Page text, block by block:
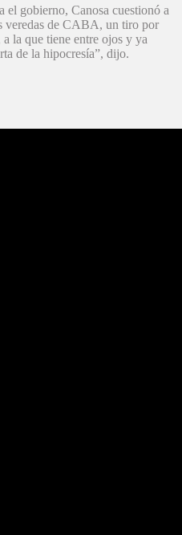
el gobierno, Canosa cuestionó a
veredas de CABA, un tiro por
la que tiene entre ojos y ya
de la hipocresía”, dijo.